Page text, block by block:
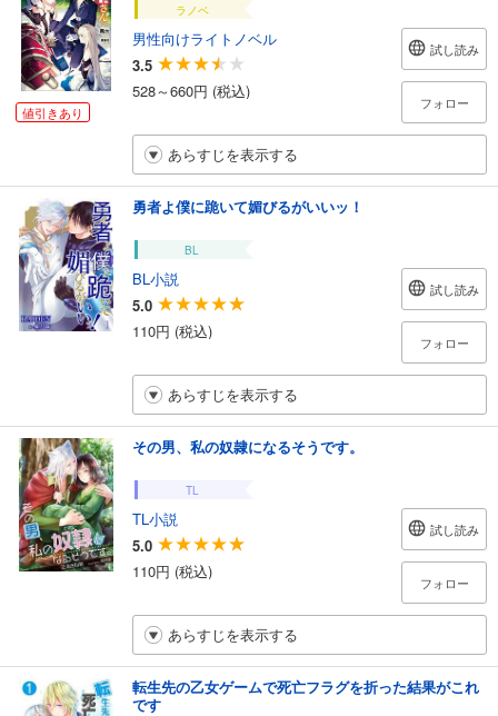
値引きあり
ラノベ
男性向けライトノベル
3.5
528～660円 (税込)
試し読み
フォロー
あらすじを表示する
勇者よ僕に跪いて媚びるがいいッ！
BL
BL小説
5.0
110円 (税込)
試し読み
フォロー
あらすじを表示する
その男、私の奴隷になるそうです。
TL
TL小説
5.0
110円 (税込)
試し読み
フォロー
あらすじを表示する
転生先の乙女ゲームで死亡フラグを折った結果がこれ
です